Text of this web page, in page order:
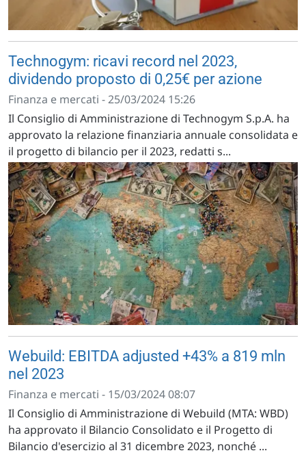
Technogym: ricavi record nel 2023,
dividendo proposto di 0,25€ per azione
Finanza e mercati - 25/03/2024 15:26
Il Consiglio di Amministrazione di Technogym S.p.A. ha
approvato la relazione finanziaria annuale consolidata e
il progetto di bilancio per il 2023, redatti s...
Webuild: EBITDA adjusted +43% a 819 mln
nel 2023
Finanza e mercati - 15/03/2024 08:07
Il Consiglio di Amministrazione di Webuild (MTA: WBD)
ha approvato il Bilancio Consolidato e il Progetto di
Bilancio d'esercizio al 31 dicembre 2023, nonché ...